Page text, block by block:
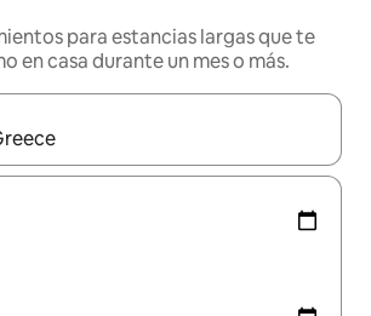
para estancias largas que te
en casa durante un mes o más.
estén disponibles, podrás navegar